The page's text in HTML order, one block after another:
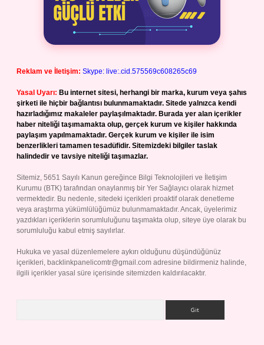
Reklam ve İletişim: Skype: live:.cid.575569c608265c69
Yasal Uyarı: Bu internet sitesi, herhangi bir marka, kurum veya şahıs
şirketi ile hiçbir bağlantısı bulunmamaktadır. Sitede yalnızca kendi
hazırladığımız makaleler paylaşılmaktadır. Burada yer alan içerikler
haber niteliği taşımamakta olup, gerçek kurum ve kişiler hakkında
paylaşım yapılmamaktadır. Gerçek kurum ve kişiler ile isim
benzerlikleri tamamen tesadüfidir. Sitemizdeki bilgiler taslak
halindedir ve tavsiye niteliği taşımazlar.
Sitemiz, 5651 Sayılı Kanun gereğince Bilgi Teknolojileri ve İletişim
Kurumu (BTK) tarafından onaylanmış bir Yer Sağlayıcı olarak hizmet
vermektedir. Bu nedenle, sitedeki içerikleri proaktif olarak denetleme
veya araştırma yükümlülüğümüz bulunmamaktadır. Ancak, üyelerimiz
yazdıkları içeriklerin sorumluluğunu taşımakta olup, siteye üye olarak bu
sorumluluğu kabul etmiş sayılırlar.
Hukuka ve yasal düzenlemelere aykırı olduğunu düşündüğünüz
içerikleri, backlinkpanelicomtr@gmail.com adresine bildirmeniz halinde,
ilgili içerikler yasal süre içerisinde sitemizden kaldırılacaktır.